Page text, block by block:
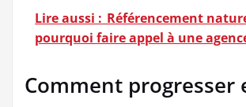
Lire aussi : Référencement
pourquoi faire appel à une
Comment progresser